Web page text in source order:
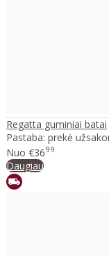
Regatta guminiai batai
Pastaba: prekė
Nuo €3699
Daugiau